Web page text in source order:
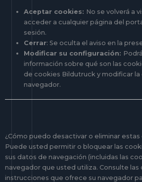
Aceptar cookies: No se volverá a
acceder a cualquier página del
sesión.
Cerrar: Se oculta el aviso en la
Modificar su configuración:
información sobre qué son las
de cookies Bildutruck y modificar la
navegador.
¿Cómo puedo desactivar o eliminar estas
Puede usted permitir o bloquear las
sus datos de navegación (incluidas las
navegador que usted utiliza. Consulte las
instrucciones que ofrece su navegador